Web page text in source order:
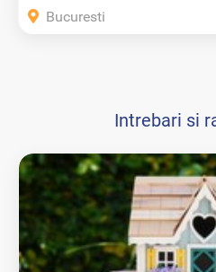
Bucuresti
Intrebari si